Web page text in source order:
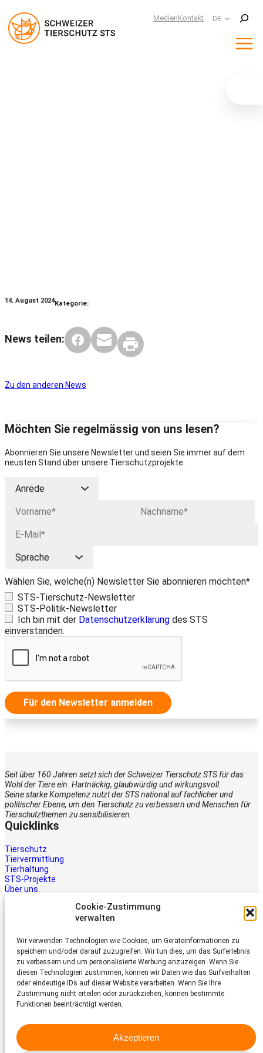
Cookie-Zustimmung
verwalten
Wir verwenden Technologien wie Cookies, um Geräteinformationen zu
speichern und/oder darauf zuzugreifen. Wir tun dies, um das Surferlebnis
zu verbessern und um personalisierte Werbung anzuzeigen. Wenn Sie
diesen Technologien zustimmen, können wir Daten wie das Surfverhalten
oder eindeutige IDs auf dieser Website verarbeiten. Wenn Sie Ihre
Zustimmung nicht erteilen oder zurückziehen, können bestimmte
Funktionen beeinträchtigt werden.
Akzeptieren
MedienKontakt DE
Suchen
14. August 2024Kategorie:
News teilen:
Zu den anderen News
Möchten Sie regelmässig von uns lesen?
Abonnieren Sie unsere Newsletter und seien Sie immer auf dem
neusten Stand über unsere Tierschutzprojekte.
Wählen Sie, welche(n) Newsletter Sie abonnieren möchten*
STS-Tierschutz-Newsletter
STS-Politik-Newsletter
Ich bin mit der Datenschutzerklärung des STS
einverstanden.
Für den Newsletter anmelden
Seit über 160 Jahren setzt sich der Schweizer Tierschutz STS für das
Wohl der Tiere ein. Hartnäckig, glaubwürdig und wirkungsvoll.
Seine starke Kompetenz nutzt der STS national auf fachlicher und
politischer Ebene, um den Tierschutz zu verbessern und Menschen für
Tierschutzthemen zu sensibilisieren.
Quicklinks
Tierschutz
Tiervermittlung
Tierhaltung
STS-Projekte
Über uns
Tiere brauchen Hilfe – auch Ihre.
Unterstützen Sie die Arbeit des
Schweizer Tierschutz STS.
Jetzt spenden
Schweizer Tierschutz STS
CH-4053 Basel